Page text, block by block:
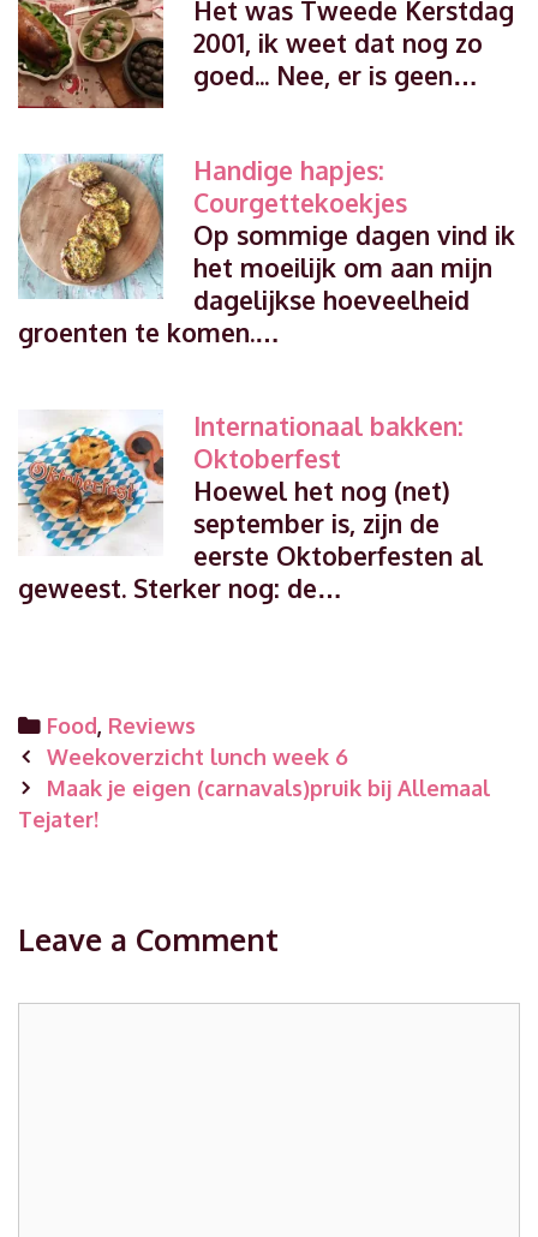
Het was Tweede Kerstdag
2001, ik weet dat nog zo
goed... Nee, er is geen…
Handige hapjes:
Courgettekoekjes
Op sommige dagen vind ik
het moeilijk om aan mijn
dagelijkse hoeveelheid
groenten te komen.…
Internationaal bakken:
Oktoberfest
Hoewel het nog (net)
september is, zijn de
eerste Oktoberfesten al
geweest. Sterker nog: de…
Categories
Food, Reviews
Post
navigation
Weekoverzicht lunch week 6
Maak je eigen (carnavals)pruik bij Allemaal
Tejater!
Leave a Comment